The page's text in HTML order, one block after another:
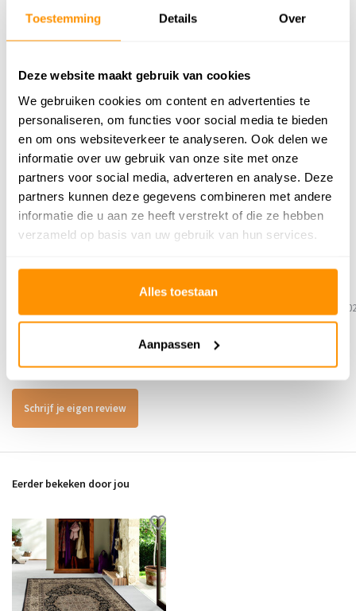
Toestemming Details Over
Deze website maakt gebruik van cookies
We gebruiken cookies om content en advertenties te
personaliseren, om functies voor social media te bieden
en om ons websiteverkeer te analyseren. Ook delen we
informatie over uw gebruik van onze site met onze
partners voor social media, adverteren en analyse. Deze
partners kunnen deze gegevens combineren met andere
informatie die u aan ze heeft verstrekt of die ze hebben
verzameld op basis van uw gebruik van hun services.
Alles toestaan
Aanpassen
239,95
Buy now, pay later
SKU 7434642043065
Reviews
2024
Een heel mooi kleed, goede kwaliteit, snel
geleverd!
op 6 Februari
Schrijf je eigen review
Eerder bekeken door jou